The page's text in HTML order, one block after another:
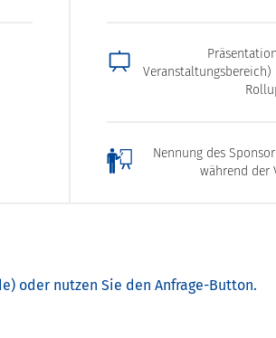
Nennung des
während der
oder nutzen Sie den Anfrage-Button.